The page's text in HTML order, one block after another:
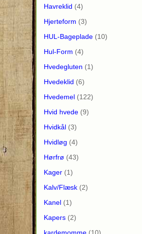
Havreklid (4)
Hjerteform (3)
HUL-Bageplade (10)
Hul-Form (4)
Hvedegluten (1)
Hvedeklid (6)
Hvedemel (122)
Hvid hvede (9)
Hvidkål (3)
Hvidløg (4)
Hørfrø (43)
Kager (1)
Kalv/Flæsk (2)
Kanel (1)
Kapers (2)
kardemomme (10)